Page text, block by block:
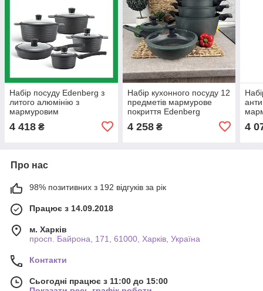
Набір посуду Edenberg з
литого алюмінію з
мармуровим
антипригарним покриттям
10 предметів
4 418 ₴
Набір кухонного посуду 12
предметів мармурове
покриття Edenberg
каструлі казани для дому з
кришками еденберг
4 258₴ 4
Про нас
98% позитивних з 192 відгуків за рік
Працює з 14.09.2018
м. Харків
просп. Байрона, 171, 61000, Харків, Україна
Контакти
Сьогодні працює з 11:00 до 15:00